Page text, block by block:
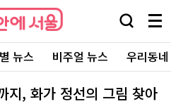
검
창
열
기
메
뉴
전
체
보
기
뉴스 비주얼 뉴스 우리동
지, 화가 정선의 그림 찾아